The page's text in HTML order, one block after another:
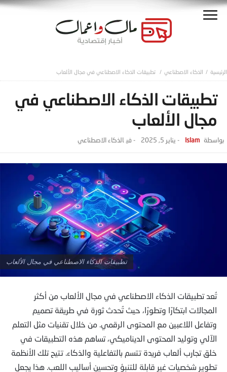
الذكاء الاصطناعي تطبيقات الذكاء الاصطناعي في مجال الألعاب
تطبيقات الذكاء الاصطناعي في
مجال الألعاب
Islam
- يناير 5, 2025 - ‎في الذكاء الاصطناعي
تطبيقات الذكاء الاصطناعي في مجال الألعاب
تُعد تطبيقات الذكاء الاصطناعي في مجال الألعاب من أكثر
المجالات ابتكارًا وتطورًا، حيث تُحدث ثورة في طريقة تصميم
وتفاعل اللاعبين مع المحتوى الرقمي. من خلال تقنيات مثل التعلم
الآلي وتوليد المحتوى الديناميكي، تساهم هذه التطبيقات في
خلق تجارب ألعاب فريدة تتسم بالتفاعلية والذكاء. تتيح تلك الأنظمة
تطوير شخصيات غير قابلة للتنبؤ وتحسين أساليب اللعب. هذا يجعل